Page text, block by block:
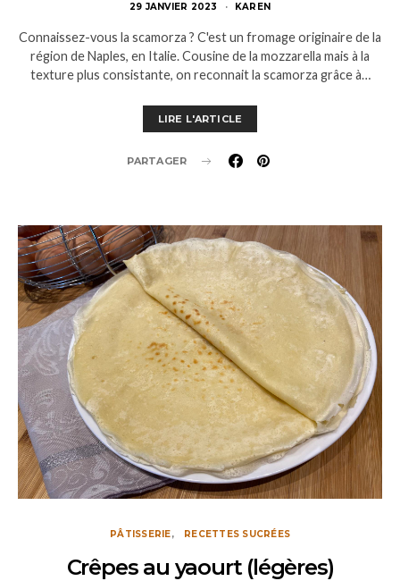
29 JANVIER 2023 KAREN
Connaissez-vous la scamorza ? C'est un fromage originaire de la
région de Naples, en Italie. Cousine de la mozzarella mais à la
texture plus consistante, on reconnait la scamorza grâce à…
LIRE L'ARTICLE
PARTAGER
PÂTISSERIE RECETTES SUCRÉES
Crêpes au yaourt (légères)